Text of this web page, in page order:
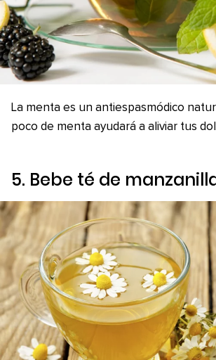
La menta es un antiespasmódico
poco de menta ayudará a aliviar tus
5. Bebe té de